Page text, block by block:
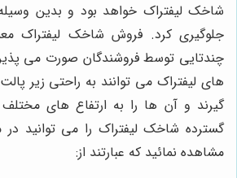
شاخک لیفتراک خواهد بود و بدین وسیله
جلوگیری کرد. فروش شاخک لیفتراک
چندتایی توسط فروشندگان صورت می
های لیفتراک می توانند به راحتی زیر
گیرند و آن ها را به ارتفاع های مختلف
گسترده شاخک لیفتراک را می توانید
مشاهده نمائید که عبارتند از: